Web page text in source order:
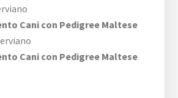
Cani con Pedigree Maltese
Cani con Pedigree Maltese